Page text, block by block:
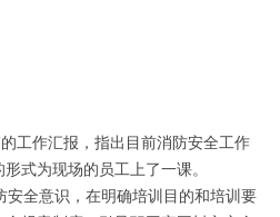
工作汇报，指出目前消防安全工作
式为现场的员工上了一课。
全意识，在明确培训目的和培训要